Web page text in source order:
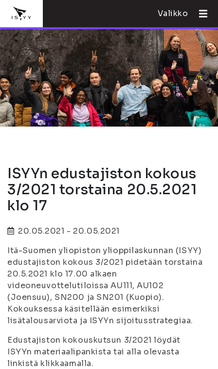
Valikko
ISYYn edustajiston kokous
3/2021 torstaina 20.5.2021
klo 17
20.05.2021 - 20.05.2021
Itä-Suomen yliopiston ylioppilaskunnan (ISYY)
edustajiston kokous 3/2021 pidetään torstaina
20.5.2021 klo 17.00 alkaen
videoneuvottelutiloissa AU111, AU102
(Joensuu), SN200 ja SN201 (Kuopio).
Kokouksessa käsitellään esimerkiksi
lisätalousarviota ja ISYYn sijoitusstrategiaa.
Edustajiston kokouskutsun 3/2021 löydät
ISYYn materiaalipankista tai alla olevasta
linkistä klikkaamalla.